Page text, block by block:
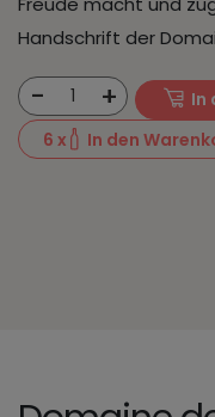
Handschrift der
- 1 +
In
6 x In den